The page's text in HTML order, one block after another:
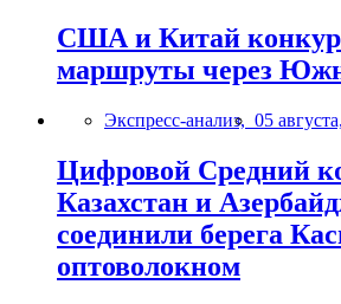
США и Китай
маршруты через
Экспресс-анализ, 05
Цифровой Средний
Казахстан и
соединили берега
оптоволокном